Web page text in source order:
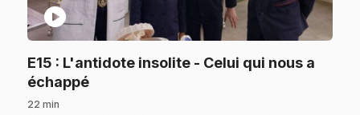
play_circle
E15 : L'antidote insolite - Celui qui nous a
échappé.
22 min